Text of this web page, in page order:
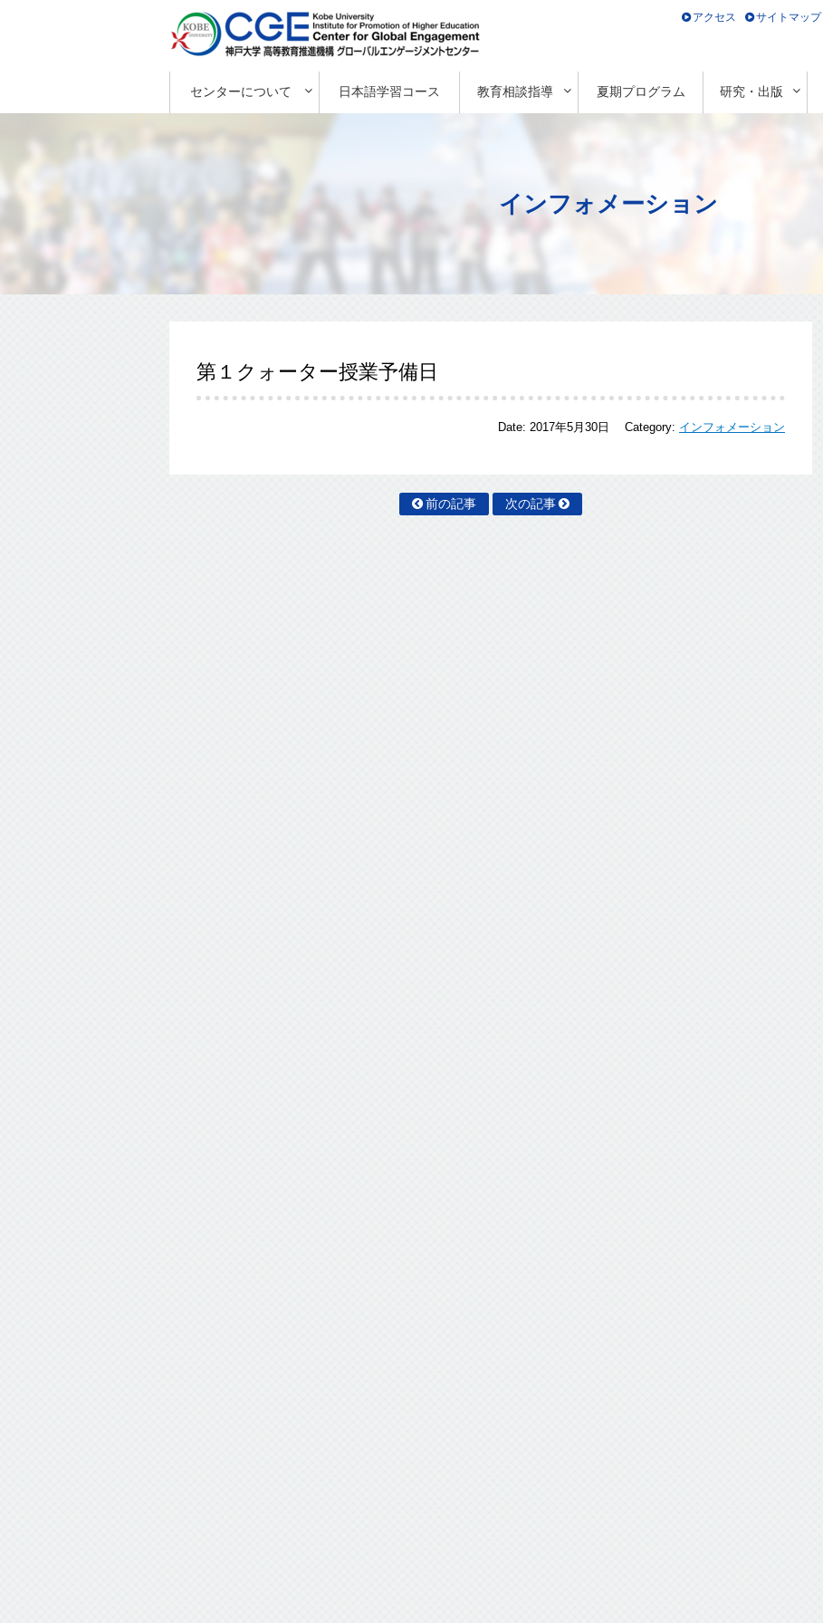
センターについて 日本語学習コース 教育相談指導 夏期プログラム 研究・出版
アクセス サイトマップ
インフォメーション
第１クォーター授業予備日
Date:2017年5月30日 Category: インフォメーション
前の記事 次の記事